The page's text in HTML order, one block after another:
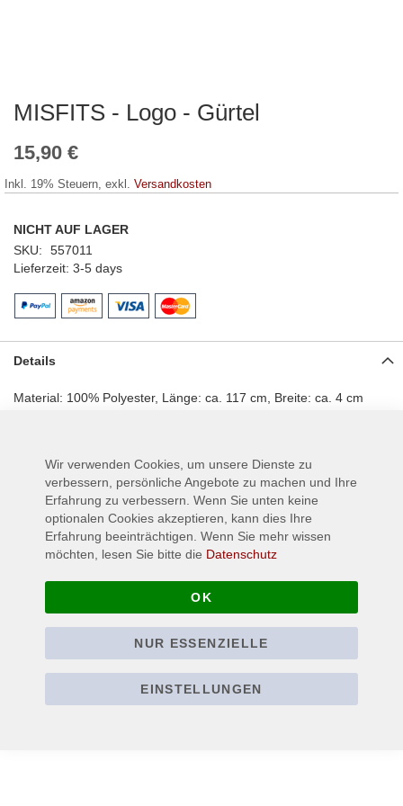
MISFITS - Logo - Gürtel
15,90 €
Inkl. 19% Steuern, exkl. Versandkosten
NICHT AUF LAGER
SKU
557011
Lieferzeit 3-5 days
Zum
der
Bildergalerie
springen
Details
Material: 100% Polyester, Länge: ca. 117 cm, Breite: ca. 4 cm
Wir verwenden Cookies, um unsere Dienste zu
verbessern, persönliche Angebote zu machen und Ihre
Erfahrung zu verbessern. Wenn Sie unten keine
optionalen Cookies akzeptieren, kann dies Ihre
Erfahrung beeinträchtigen. Wenn Sie mehr wissen
möchten, lesen Sie bitte die Datenschutz
OK
NUR ESSENZIELLE
EINSTELLUNGEN